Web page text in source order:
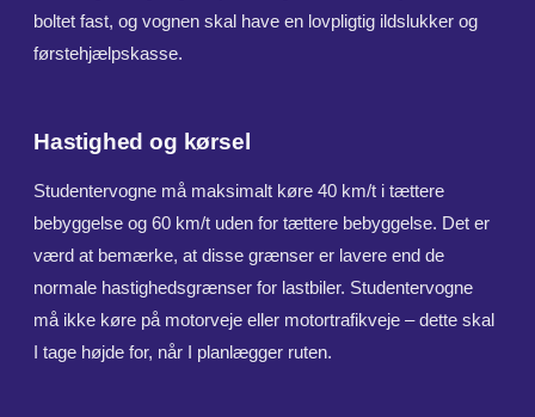
boltet fast, og vognen skal have en lovpligtig ildslukker og
førstehjælpskasse.
Hastighed og kørsel
Studentervogne må maksimalt køre 40 km/t i tættere
bebyggelse og 60 km/t uden for tættere bebyggelse. Det er
værd at bemærke, at disse grænser er lavere end de
normale hastighedsgrænser for lastbiler. Studentervogne
må ikke køre på motorveje eller motortrafikveje – dette skal
I tage højde for, når I planlægger ruten.